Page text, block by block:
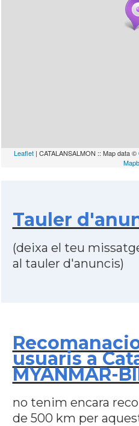
Leaflet | CATALANSALMON :: Map data ©
Tauler
(deixa el teu
al tauler d'anuncis)
usuaris a
MYANMAR-
no tenim encara
de 500 km per